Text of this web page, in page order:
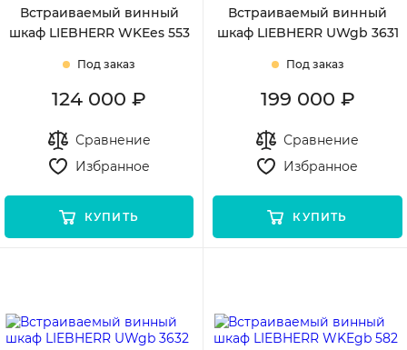
Встраиваемый винный
шкаф LIEBHERR WKEes 553
Под заказ
124 000 ₽
Сравнение
Избранное
КУПИТЬ
Встраиваемый винный
шкаф LIEBHERR UWgb 3631
Под заказ
199 000 ₽
Сравнение
Избранное
КУПИТЬ